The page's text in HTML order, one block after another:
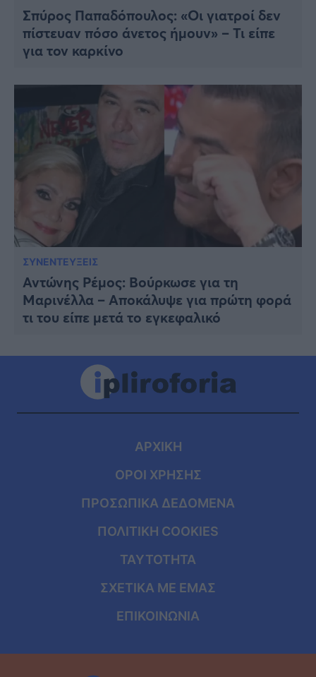
Σπύρος Παπαδόπουλος: «Οι γιατροί δεν
πίστευαν πόσο άνετος ήμουν» – Τι είπε
για τον καρκίνο
ΣΥΝΕΝΤΕΥΞΕΙΣ
Αντώνης Ρέμος: Βούρκωσε για τη
Μαρινέλλα – Αποκάλυψε για πρώτη φορά
τι του είπε μετά το εγκεφαλικό
ΑΡΧΙΚΗ
ΟΡΟΙ ΧΡΗΣΗΣ
ΠΡΟΣΩΠΙΚΑ ΔΕΔΟΜΕΝΑ
ΠΟΛΙΤΙΚΗ COOKIES
ΤΑΥΤΟΤΗΤΑ
ΣΧΕΤΙΚΑ ΜΕ ΕΜΑΣ
ΕΠΙΚΟΙΝΩΝΙΑ